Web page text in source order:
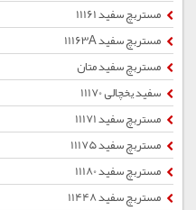
مستربچ سفید 11161
مستربچ سفید 11163A
مستربچ سفید متان
سفید یخچالی 11170
مستربچ سفید 11171
مستربچ سفید 11175
مستربچ سفید 11180
مستربچ سفید 11448